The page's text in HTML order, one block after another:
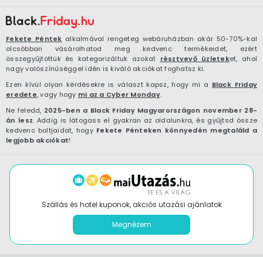
Fekete Péntek alkalmával rengeteg webáruházban akár 50-70%-kal
olcsóbban vásárolhatod meg kedvenc termékeidet, ezért
összegyűjtöttük és kategorizáltuk azokat résztvevő üzleteket, ahol
nagy valószínűséggel idén is kiváló akciókat foghatsz ki.
Ezen kívül olyan kérdésekre is választ kapsz, hogy mi a Black Friday
eredete, vagy hogy mi az a Cyber Monday.
Ne feledd, 2025-ben a Black Friday Magyarországon november 28-
án lesz. Addig is látogass el gyakran az oldalunkra, és gyűjtsd össze
kedvenc boltjaidat, hogy Fekete Pénteken könnyedén megtaláld a
legjobb akciókat!
Szállás és hotel kuponok, akciós utazási ajánlatok
Megnézem